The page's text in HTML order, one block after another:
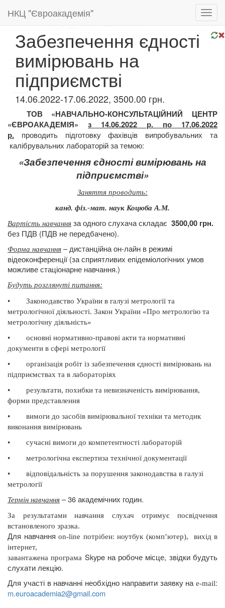
НКЦ "Євроакадемія"
Забезпечення єдності
вимірювань на
підприємстві
14.06.2022-17.06.2022, 3500.00 грн.
ТОВ «НАВЧАЛЬНО-КОНСУЛЬТАЦІЙНИЙ ЦЕНТР
«ЄВРОАКАДЕМІЯ» з 14.06.2022 р. по 17.06.2022
р.
проводить підготовкуфахівців випробувальних та
калібрувальних лабораторій за темою:
«Забезпечення єдності вимірювань на
підприємстві»
Заняття проводить:
канд. фіз.-мат. наук Коцюба А.М.
Вартість навчання за одного слухача складає 3500,00 грн.
без ПДВ (ПДВ не передбачено).
Форма навчання – дистанційна он-лайн в режимі
відеоконференції (за сприятливих епідеміологічних умов
можливе стаціонарне навчання.)
Будуть розглянуті питання:
•
Законодавство України в галузі метрології та
метрологічної діяльності. Закон України «Про метрологію та
метрологічну діяльність»
•
основні нормативно-правові акти та нормативні
документи в сфері метрології
•
організація робіт із забезпечення єдності вимірювань на
підприємствах та в лабораторіях
•
результати, похибки та невизначеність вимірювання,
форми представлення
•
вимоги до засобів вимірювальної техніки та методик
виконання вимірювань
•
сучасні вимоги до компетентності лабораторій
•
метрологічна експертиза технічної документації
•
відповідальність за порушення законодавства в галузі
метрології
Термін навчання – 36 академічних годин.
За результатами навчання слухач отримує посвідчення
встановленого зразка.
Для навчання on-line потрібен: ноутбук (комп’ютер),
вихід в
інтернет,
завантажена програма Skypeна робоче місце, звідки будуть
слухати лекцію.
Для участі в навчанні необхідно направити заявку на e-mail:
m.euroacademia2@gmail.com